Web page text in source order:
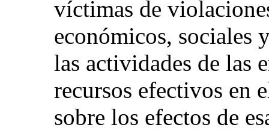
víctimas de
económicos, sociales
las actividades de las
recursos efectivos en
sobre los efectos de